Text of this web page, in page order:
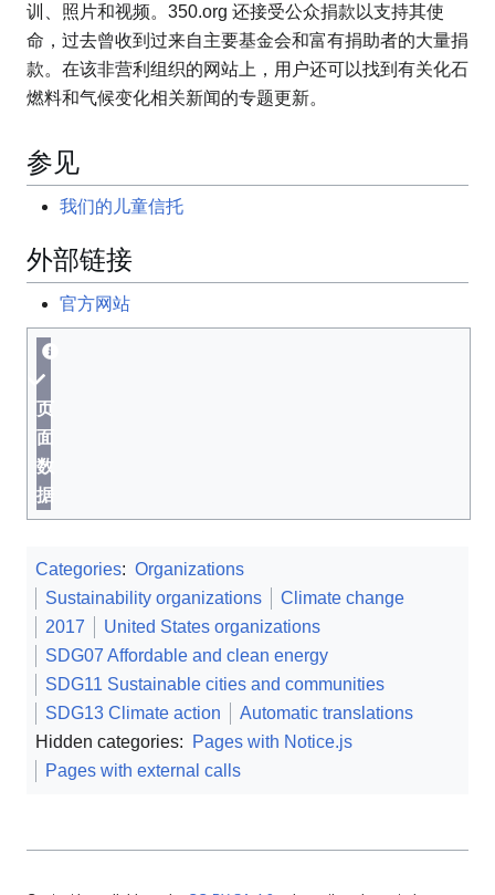
训、照片和视频。350.org 还接受公众捐款以支持其使
命，过去曾收到过来自主要基金会和富有捐助者的大量捐
款。在该非营利组织的网站上，用户还可以找到有关化石
燃料和气候变化相关新闻的专题更新。
参见
我们的儿童信托
外部链接
官方网站
页
面
数
据
Categories: Organizations
Sustainability organizations
Climate change
2017
United States organizations
SDG07 Affordable and clean energy
SDG11 Sustainable cities and communities
SDG13 Climate action
Automatic translations
Hidden categories:
Pages with Notice.js
Pages with external calls